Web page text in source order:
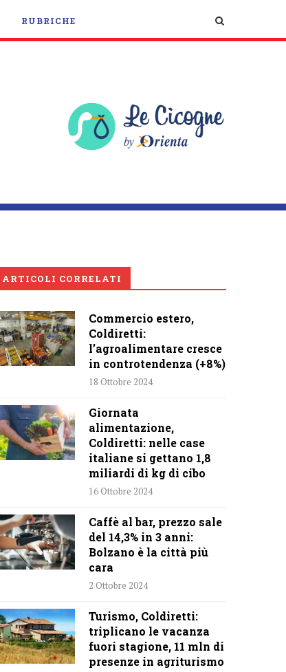
RUBRICHE
ARTICOLI CORRELATI
Commercio estero,
Coldiretti:
l’agroalimentare cresce
in controtendenza (+8%)
18 Ottobre 2024
Giornata
alimentazione,
Coldiretti: nelle case
italiane si gettano 1,8
miliardi di kg di cibo
16 Ottobre 2024
Caffè al bar, prezzo sale
del 14,3% in 3 anni:
Bolzano è la città più
cara
2 Ottobre 2024
Turismo, Coldiretti:
triplicano le vacanza
fuori stagione, 11 mln di
presenze in agriturismo